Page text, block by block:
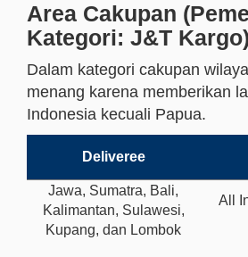
Area Cakupan
Kategori: J&T Kargo)
Dalam kategori cakupan
menang karena memberikan
Indonesia kecuali Papua.
Deliveree
Jawa, Sumatra, Bali,
Kalimantan, Sulawesi,
Kupang, dan Lombok
All